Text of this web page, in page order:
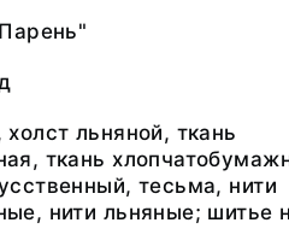
льняной, ткань
ткань
тесьма, нити
нити льняные; шитье